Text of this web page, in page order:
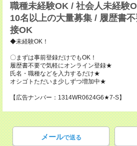
職種未経験OK / 社会人未経験
10名以上の大量募集 / 履歴書
接OK
◆未経験OK！
〇まずは事前登録だけでもOK！
履歴書不要で気軽にオンライン登録★
氏名・職種などを入力するだけ★
オシゴトただいま少しずつ増加中★
【広告ナンバー：1314WR0624G6★7-S】
メールで送る